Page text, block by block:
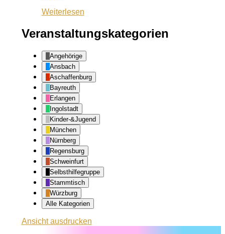
Weiterlesen
Veranstaltungskategorien
Angehörige
Ansbach
Aschaffenburg
Bayreuth
Erlangen
Ingolstadt
Kinder-&Jugend
München
Nürnberg
Regensburg
Schweinfurt
Selbsthilfegruppe
Stammtisch
Würzburg
Alle Kategorien
Ansichtausdrucken